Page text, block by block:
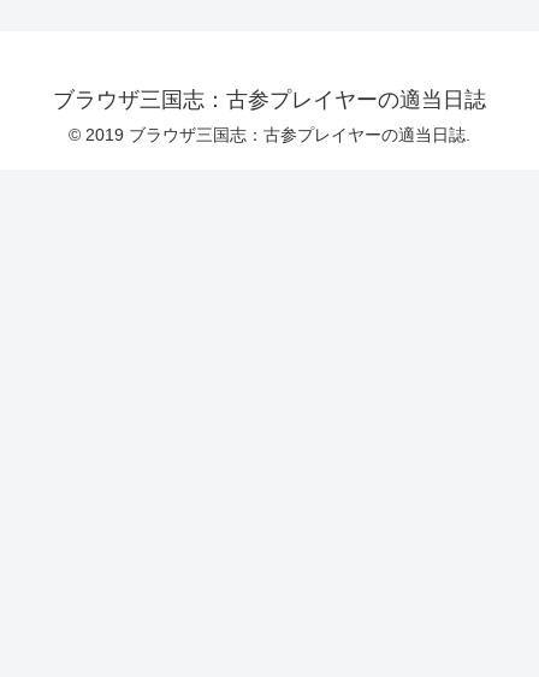
ブラウザ三国志：古参プレイヤーの適当日誌
© 2019 ブラウザ三国志：古参プレイヤーの適当日誌.